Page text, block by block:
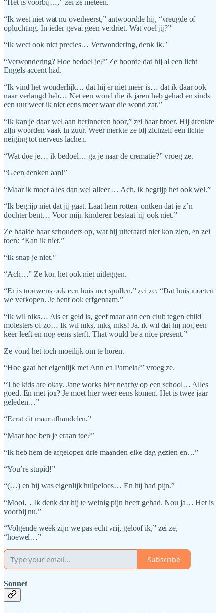
“Het is voorbij…,” zei ze meteen.
“Ik weet niet wat nu overheerst,” antwoordde hij, “vreugde of
opluchting. In ieder geval geen verdriet. Wat voel jij?”
“Ik weet ook niet precies… Verwondering, denk ik.”
“Verwondering? Hoe bedoel je?” Ze hoorde dat hij al een licht
Engels accent had.
“Ik vind het wonderlijk… dat hij er niet meer is… dat ik daar ook
naar verlangd heb… Net een wond die ik jaren heb gehad en sinds
een uur weet ik niet eens meer waar die wond zat.”
“Ik kan je daar wel aan herinneren hoor,” zei haar broer. Hij drenkte
zijn woorden vaak in zuur. Weer merkte ze bij zichzelf een lichte
neiging tot nerveus lachen.
“Wat doe je… ik bedoel… ga je naar de crematie?” vroeg ze.
“Geen denken aan!”
“Maar ik moet alles dan wel alleen… Ach, ik begrijp het ook wel.”
“Ik begrijp niet dat jij gaat. Laat hem rotten, ontken dat je z’n
dochter bent… Voor mijn kinderen bestaat hij ook niet.”
Ze haalde haar schouders op, wat hij uiteraard niet kon zien, en zei
toen: “Kan ik niet.”
“Ik snap je niet.”
“Ach…” Ze kon het ook niet uitleggen.
“Er is trouwens ook een huis met spullen,” zei ze. “Dat huis moeten
we verkopen. Je bent ook erfgenaam.”
“Ik wil niks… Als er geld is, geef maar aan een club tegen child
molesters of zo… Ik wil niks, niks, niks! Ja, ik wil dat hij nog een
keer leeft en nog eens sterft. That would be a nice present.”
Ze vond het toch moeilijk om te horen.
“Hoe gaat het eigenlijk met Ann en Pamela?” vroeg ze.
“The kids are okay. Jane works hier nearby op een school… Alles
goed. En met jou? Je moet hier weer eens komen. Het is twee jaar
geleden…”
“Eerst dit maar afhandelen.”
“Maar hoe ben je eraan toe?”
“Ik heb hem de afgelopen drie maanden elke dag gezien en…”
“You’re stupid!”
“(…) en hij was eigenlijk hulpeloos… En hij had pijn.”
“Mooi… Ik denk dat hij te weinig pijn heeft gehad. Nou ja… Het is
voorbij nu.”
“Volgende week zijn we pas echt vrij, geloof ik,” zei ze,
“hoewel…”
Subscribe
Sonnet